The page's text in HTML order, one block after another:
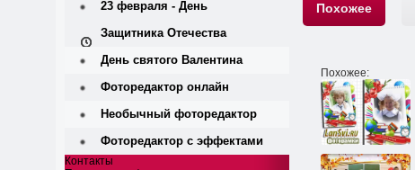
Похожее
Похожее:
23 февраля - День
Защитника Отечества
День святого Валентина
Фоторедактор онлайн
Необычный фоторедактор
Фоторедактор с эффектами
Контакты